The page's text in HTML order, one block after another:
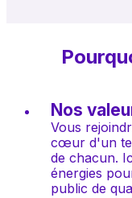
Nos
Vous
cœur d'un
de chacun.
énergies
public de